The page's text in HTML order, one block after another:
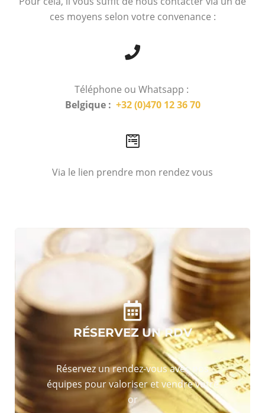
ces moyens selon votre convenance :
Téléphone ou Whatsapp :
Belgique : +32 (0)470 12 36 70
Via le lien prendre mon rendez vous
RÉSERVEZ UN RDV
Réservez un rendez-vous avec nos
équipes pour valoriser et vendre votre
or